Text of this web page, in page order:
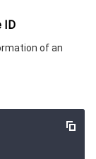
ID
of an